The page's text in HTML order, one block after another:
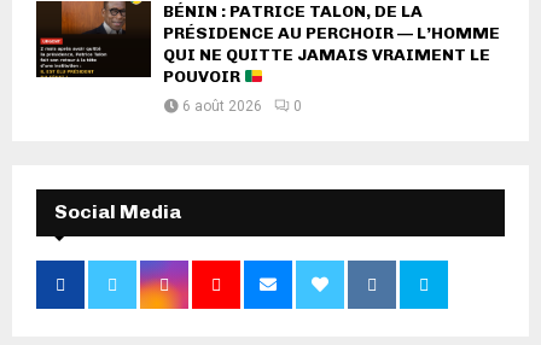
BÉNIN : PATRICE TALON, DE LA
PRÉSIDENCE AU PERCHOIR — L’HOMME
QUI NE QUITTE JAMAIS VRAIMENT LE
POUVOIR
6 août 2026 0
Social Media